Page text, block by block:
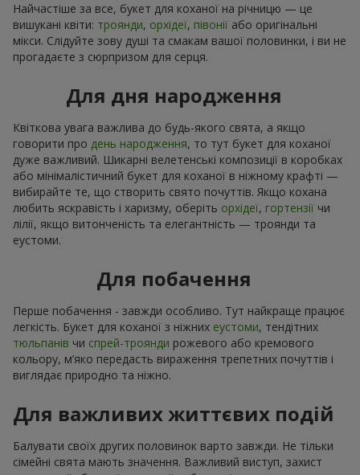
Найчастіше за все, букет для коханої на річницю — це
вишукані квіти: троянди, орхідеї, півонії або оригінальні
мікси. Слідуйте зову душі та смакам вашої половинки, і ви не
прогадаєте з сюрпризом для серця.
Для дня народження
Квіткова увага важлива до будь-якого свята, а якщо
говорити про день народження, то тут букет для коханої
дуже важливий. Шикарні велетенські композиції в коробках
або мінімалістичний букет для коханої в ніжному крафті —
вибирайте те, що створить свято почуттів. Якщо кохана
любить яскравість і харизму, оберіть орхідеї, гортензії чи
лілії, якщо витонченість та елегантність — троянди та
еустоми.
Для побачення
Перше побачення - завжди особливо. Тут найкраще працює
легкість. Букет для коханої з ніжних еустоми, тендітних
тюльпанів чи спрей-троянди рожевого або кремового
кольору, м’яко передасть вираження трепетних почуттів і
виглядає природно та ніжно.
Для важливих життєвих подій
Балувати своїх других половинок варто завжди. Не тільки
сімейні свята мають значення. Важливий виступ, захист